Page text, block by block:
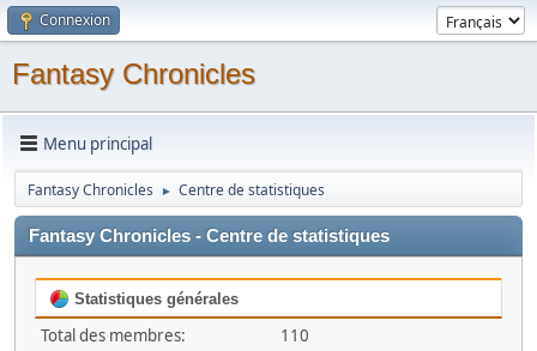
Connexion
Fantasy Chronicles
Menu principal
Fantasy Chronicles ► Centre de statistiques
Fantasy Chronicles - Centre de statistiques
Statistiques générales
Total des membres:
110